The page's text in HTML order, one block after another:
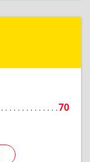
70
Подробнее